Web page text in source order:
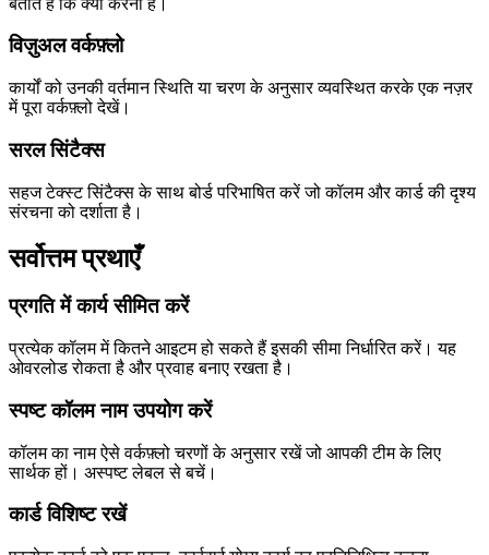
विज़ुअल वर्कफ़्लो
कार्यों को उनकी वर्तमान स्थिति या चरण के अनुसार व्यवस्थित करके एक नज़र
में पूरा वर्कफ़्लो देखें।
सरल सिंटैक्स
सहज टेक्स्ट सिंटैक्स के साथ बोर्ड परिभाषित करें जो कॉलम और कार्ड की दृश्य
संरचना को दर्शाता है।
सर्वोत्तम प्रथाएँ
प्रगति में कार्य सीमित करें
प्रत्येक कॉलम में कितने आइटम हो सकते हैं इसकी सीमा निर्धारित करें। यह
ओवरलोड रोकता है और प्रवाह बनाए रखता है।
स्पष्ट कॉलम नाम उपयोग करें
कॉलम का नाम ऐसे वर्कफ़्लो चरणों के अनुसार रखें जो आपकी टीम के लिए
सार्थक हों। अस्पष्ट लेबल से बचें।
कार्ड विशिष्ट रखें